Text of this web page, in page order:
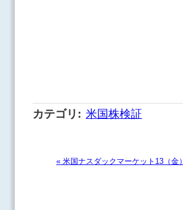
カテゴリ : 米国株検証
« 米国ナスダックマーケット13（金）